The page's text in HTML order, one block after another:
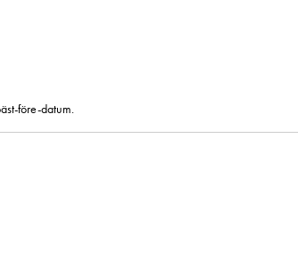
före-datum.